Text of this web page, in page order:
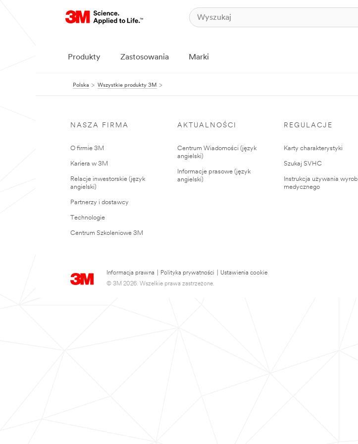
Produkty Zastosowania Marki
Polska Wszystkie produkty 3M
NASZA FIRMA
O firmie 3M
Kariera w 3M
Relacje inwestorskie (język
angielski)
Partnerzy i dostawcy
Technologie
Centrum Szkoleniowe 3M
AKTUALNOŚCI
Centrum Wiadomości (język
angielski)
Informacje prasowe (język
angielski)
REGULACJE
Karty charakterystyki
Szukaj SVHC
Instrukcja używania
medycznego
Informacja prawna Polityka prywatności
Ustawienia cookie
© 3M 2026. Wszelkie prawa zastrzeżone.